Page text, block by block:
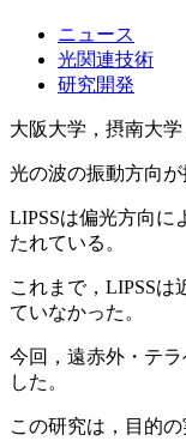
ニュース
光関連技術
研究開発
大阪大学，摂南大
光の波の振動方向
LIPSSは偏光方向に
たれている。
これまで，LIPSS
ていなかった。
今回，遠赤外・テ
した。
この研究は，目的